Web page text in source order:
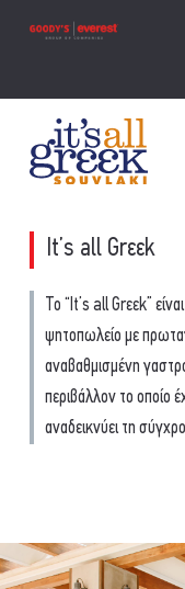
It’s all Grεεk
To “It’s all Grεεk”
ψητοπωλείο με
αναβαθμισμένη
περιβάλλον το οποίο
αναδεικνύει τη